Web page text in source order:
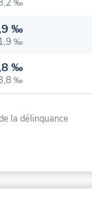
‰
‰
‰
‰
‰
la délinquance